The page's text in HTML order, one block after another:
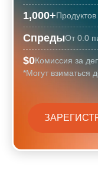
1,000+Продуктов
СпредыОт 0.0
$0Комиссия за
*Могут взиматься